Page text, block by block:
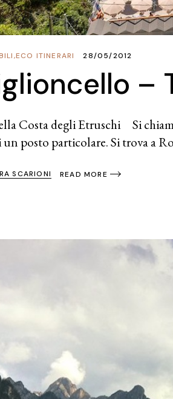
ECO ITINERARI
, 28/05/2012
–
Costa degli Etruschi Si
un posto particolare. Si trova a
SCARIONI READ MORE